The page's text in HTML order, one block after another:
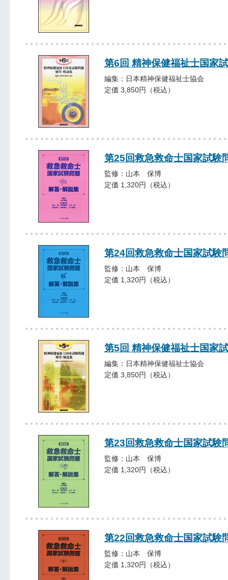
第6回 精神保健福祉士国家
編集：日本精神保健福祉士協会
定価 3,850円（税込）
第25回救急救命士国家試験
監修：山本 保博
定価 1,320円（税込）
第24回救急救命士国家試験
監修：山本 保博
定価 1,320円（税込）
第5回 精神保健福祉士国家
編集：日本精神保健福祉士協会
定価 3,850円（税込）
第23回救急救命士国家試験
監修：山本 保博
定価 1,320円（税込）
第22回救急救命士国家試験
監修：山本 保博
定価 1,320円（税込）